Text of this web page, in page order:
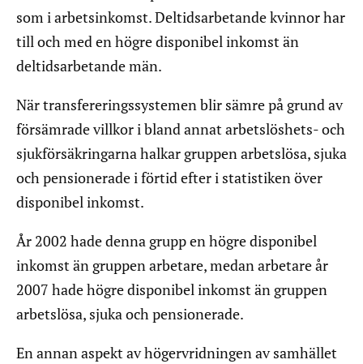
som i arbetsinkomst. Deltidsarbetande kvinnor har
till och med en högre disponibel inkomst än
deltidsarbetande män.
När transfereringssystemen blir sämre på grund av
försämrade villkor i bland annat arbetslöshets- och
sjukförsäkringarna halkar gruppen arbetslösa, sjuka
och pensionerade i förtid efter i statistiken över
disponibel inkomst.
År 2002 hade denna grupp en högre disponibel
inkomst än gruppen arbetare, medan arbetare år
2007 hade högre disponibel inkomst än gruppen
arbetslösa, sjuka och pensionerade.
En annan aspekt av högervridningen av samhället